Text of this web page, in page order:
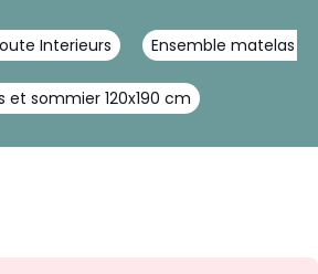
Interieurs Ensemble matelas
et sommier 120x190 cm